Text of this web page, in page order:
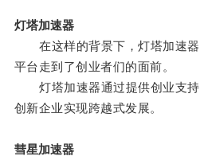
灯塔加速器
在这样的背景下，灯塔加速器
平台走到了创业者们的面前。
灯塔加速器通过提供创业支持
创新企业实现跨越式发展。
彗星加速器